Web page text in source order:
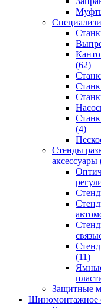
(62)
(4)
Стенды
аксессуары
(11)
Защитные
Шиномонтажное